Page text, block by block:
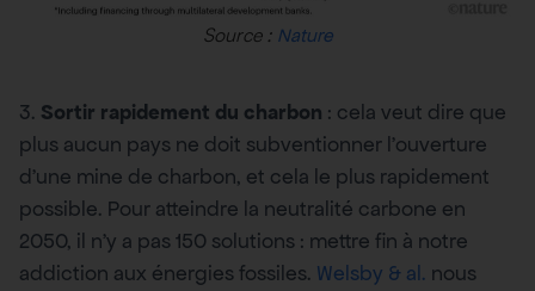
Source : Nature
3. Sortir rapidement du charbon : cela veut dire que
plus aucun pays ne doit subventionner l’ouverture
d’une mine de charbon, et cela le plus rapidement
possible. Pour atteindre la neutralité carbone en
2050, il n’y a pas 150 solutions : mettre fin à notre
addiction aux énergies fossiles. Welsby & al. nous